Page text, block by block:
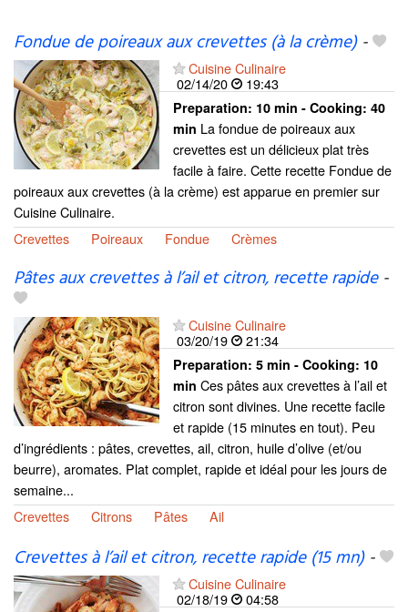
Fondue de poireaux aux crevettes (à la crème)-
Cuisine Culinaire
02/14/20
19:43
Preparation: 10 min - Cooking: 40
min La fondue de poireaux aux
crevettes est un délicieux plat très
facile à faire. Cette recette Fondue de
poireaux aux crevettes (à la crème) est apparue en premier sur
Cuisine Culinaire.
Crevettes
Poireaux Fondue Crèmes
Pâtes aux crevettes à l’ail et citron, recette rapide-
Cuisine Culinaire
03/20/19
21:34
Preparation: 5 min - Cooking: 10
min Ces pâtes aux crevettes à l’ail et
citron sont divines. Une recette facile
et rapide (15 minutes en tout). Peu
d’ingrédients : pâtes, crevettes, ail, citron, huile d’olive (et/ou
beurre), aromates. Plat complet, rapide et idéal pour les jours de
semaine...
Crevettes
Citrons Pâtes Ail
Crevettes à l’ail et citron, recette rapide (15 mn)-
Cuisine Culinaire
02/18/19
04:58